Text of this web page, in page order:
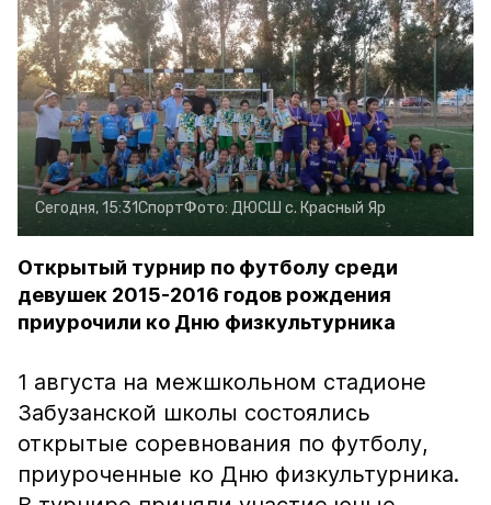
Сегодня, 15:31СпортФото: ДЮСШ с. Красный Яр
Открытый турнир по футболу среди
девушек 2015-2016 годов рождения
приурочили ко Дню физкультурника
1 августа на межшкольном стадионе
Забузанской школы состоялись
открытые соревнования по футболу,
приуроченные ко Дню физкультурника.